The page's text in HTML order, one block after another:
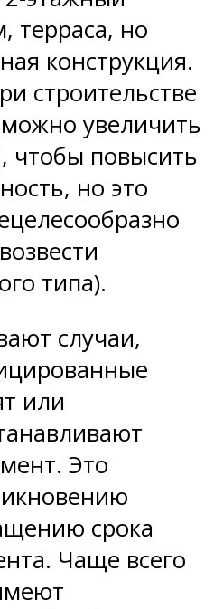
терраса, но
конструкция.
строительстве
увеличить
чтобы повысить
но это
типа).
случаи,
или
Это
срока
Чаще всего